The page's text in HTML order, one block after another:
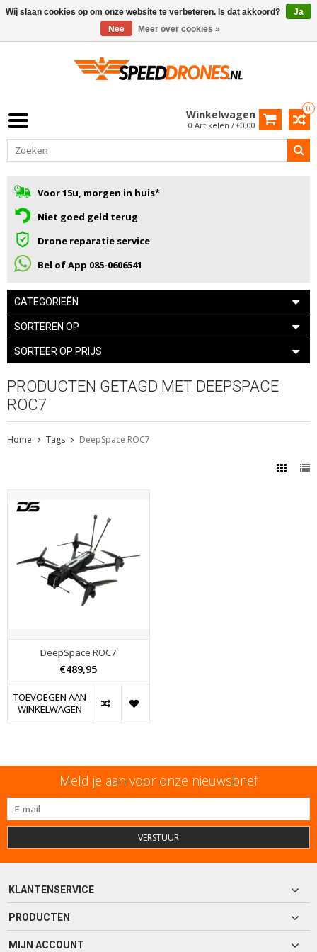
0
Winkelwagen
0 Artikelen / €0,00
Voor 15u, morgen in huis*
Niet goed geld terug
Drone reparatie service
Bel of App 085-0606541
CATEGORIEËN
SORTEREN OP
SORTEER OP PRIJS
PRODUCTEN GETAGD MET DEEPSPACE
ROC7
Home Tags DeepSpace ROC7
DeepSpace ROC7
€489,95
TOEVOEGEN AAN
WINKELWAGEN
Meld je aan voor onze nieuwsbrief
VERSTUUR
KLANTENSERVICE
PRODUCTEN
MIJN ACCOUNT
Wij slaan cookies op om onze website te verbeteren. Is dat akkoord?
Ja
Nee
Meer over cookies »